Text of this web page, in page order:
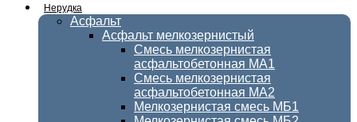
Нерудка
Асфальт
Асфальт мелкозернистый
Смесь мелкозернистая
асфальтобетонная МА1
Смесь мелкозернистая
асфальтобетонная МА2
Мелкозернистая смесь МБ1